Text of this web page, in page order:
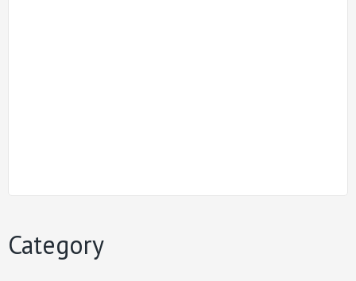
Category